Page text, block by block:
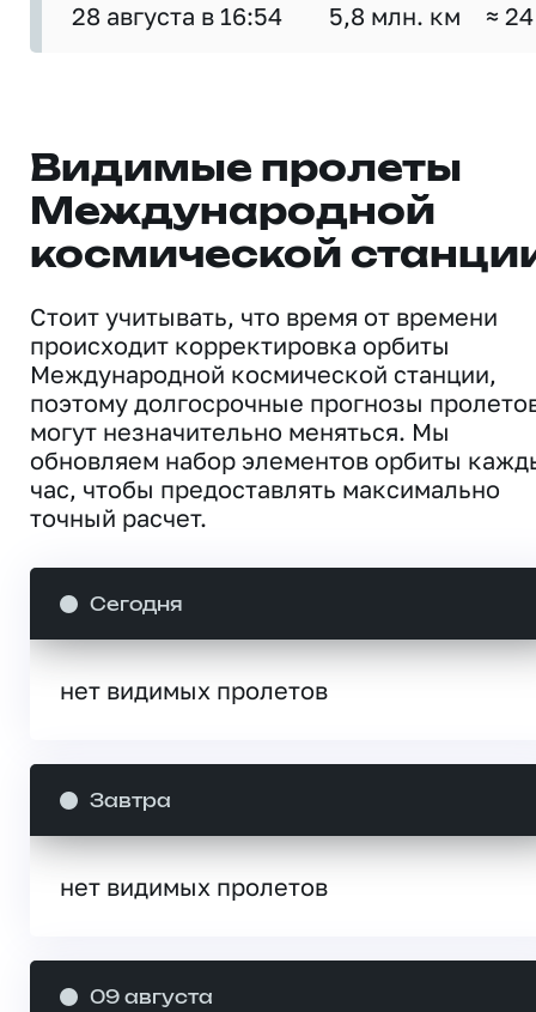
28 августа в 16:54 5,8 млн. км ≈
Видимые пролеты
Международной
космической
Стоит учитывать, что время от времени
происходит корректировка орбиты
Международной космической станции,
поэтому долгосрочные прогнозы
могут незначительно меняться. Мы
обновляем набор элементов орбиты
час, чтобы предоставлять максимально
точный расчет.
Сегодня
нет видимых пролетов
Завтра
нет видимых пролетов
09 августа